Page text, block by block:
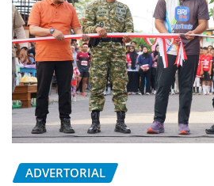
ADVERTORIAL